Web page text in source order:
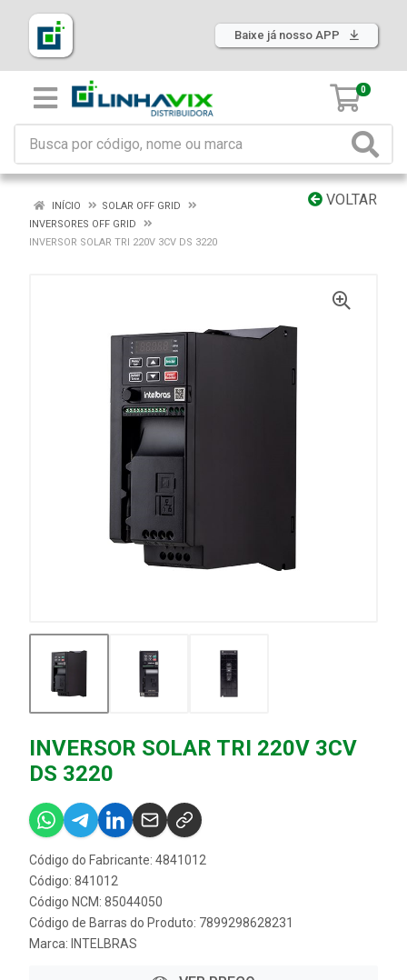
Baixe já nosso APP
0
VOLTAR
INÍCIO
SOLAR OFF GRID
INVERSORES OFF GRID
INVERSOR SOLAR TRI 220V 3CV DS 3220
INVERSOR SOLAR TRI 220V 3CV
DS 3220
Código do Fabricante: 4841012
Código: 841012
Código NCM: 85044050
Código de Barras do Produto: 7899298628231
Marca: INTELBRAS